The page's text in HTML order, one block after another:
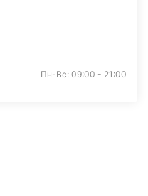
Пн-Вс: 09:00 - 21:00